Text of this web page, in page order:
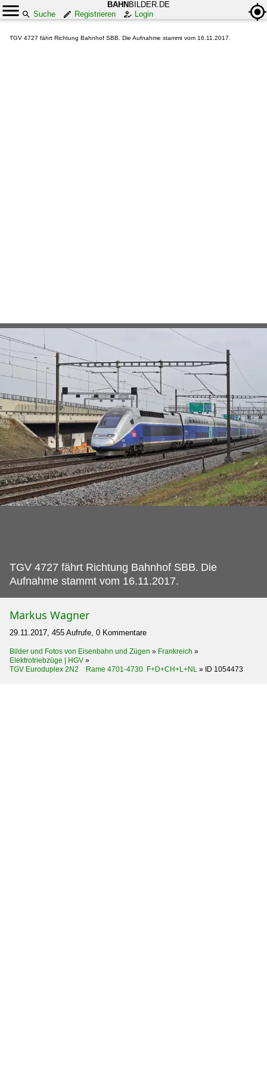
BAHN BILDER.DE
Suche
Registrieren Login
TGV 4727 fährt Richtung Bahnhof SBB. Die Aufnahme stammt vom 16.11.2017.
TGV 4727 fährt Richtung Bahnhof SBB. Die
Aufnahme stammt vom 16.11.2017.
Markus Wagner
29.11.2017, 455 Aufrufe, 0 Kommentare
Bilder und Fotos von Eisenbahn und Zügen » Frankreich »
Elektrotriebzüge | HGV »
TGV Euroduplex 2N2 Rame 4701-4730 F+D+CH+L+NL » ID 1054473